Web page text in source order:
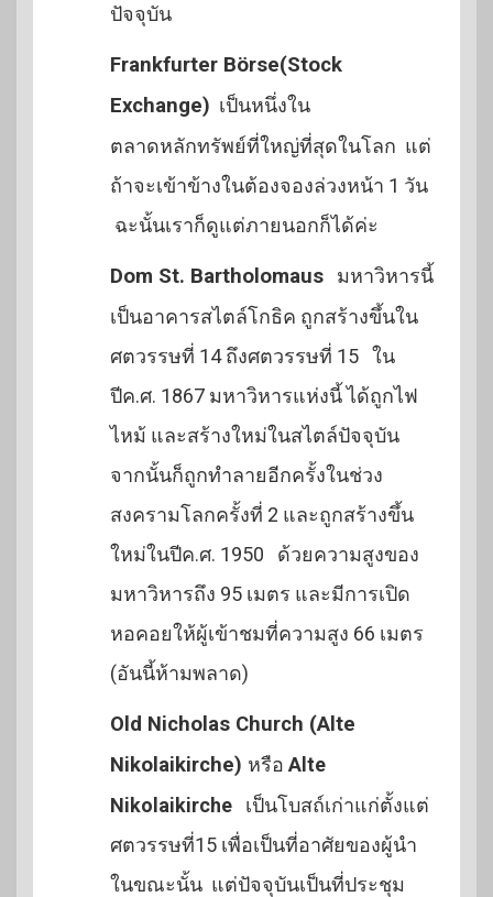
ปัจจุบัน
Frankfurter Börse(Stock
Exchange) เป็นหนึ่งใน
ตลาดหลักทรัพย์ที่ใหญ่ที่สุดในโลก แต่
ถ้าจะเข้าข้างในต้องจองล่วงหน้า 1 วัน
ฉะนั้นเราก็ดูแต่ภายนอกก็ได้ค่ะ
Dom St. Bartholomaus มหาวิหารนี้
เป็นอาคารสไตล์โกธิค ถูกสร้างขึ้นใน
ศตวรรษที่ 14 ถึงศตวรรษที่ 15 ใน
ปีค.ศ. 1867 มหาวิหารแห่งนี้ ได้ถูกไฟ
ไหม้ และสร้างใหม่ในสไตล์ปัจจุบัน
จากนั้นก็ถูกทำลายอีกครั้งในช่วง
สงครามโลกครั้งที่ 2 และถูกสร้างขึ้น
ใหม่ในปีค.ศ. 1950 ด้วยความสูงของ
มหาวิหารถึง 95 เมตร และมีการเปิด
หอคอยให้ผู้เข้าชมที่ความสูง 66 เมตร
(อันนี้ห้ามพลาด)
Old Nicholas Church (Alte
Nikolaikirche) หรือ Alte
Nikolaikirche เป็นโบสถ์เก่าแก่ตั้งแต่
ศตวรรษที่15 เพื่อเป็นที่อาศัยของผู้นำ
ในขณะนั้น แต่ปัจจุบันเป็นที่ประชุม